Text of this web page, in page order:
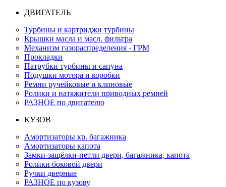
ДВИГАТЕЛЬ
Турбины и картриджи турбины
Крышки масла и масл. фильтра
Механизм газораспределения - ГРМ
Прокладки
Патрубки турбины и сапуна
Подушки мотора и коробки
Ремни ручейковые и клиновые
Ролики и натяжители приводных ремней
РАЗНОЕ по двигателю
КУЗОВ
Амортизаторы кр. багажника
Амортизаторы капота
Замки-защёлки-петли двери, багажника, капота
Ролики боковой двери
Ручки дверные
РАЗНОЕ по кузову